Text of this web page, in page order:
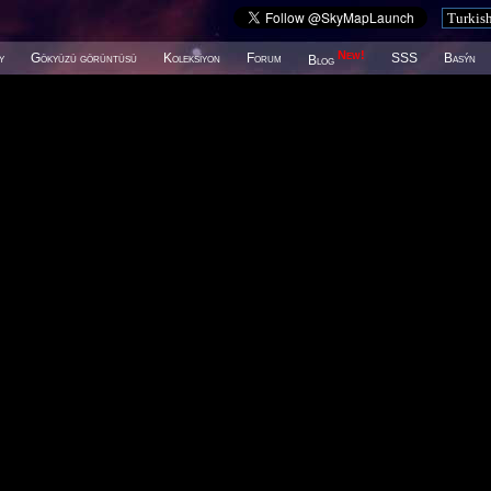
Gökyüzü görüntüsü Koleksiyon Forum Blog New! SSS Basýn